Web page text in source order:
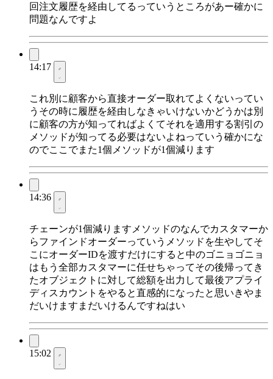
回注文履歴を経由してるっていうところがあー確かに
問題なんですよ
14:17
これ別に顧客から直接オーダー取れてよくないってい
うその時に履歴を経由しなきゃいけないかどうかは別
に顧客の方が知ってればよくてそれを適用する割引の
メソッドが知ってる必要はないよねっていう確かにな
のでここでまた1個メソッドが1個減ります
14:36
チェーンが1個減りますメソッドのなんでカスタマーか
らファインドオーダーっていうメソッドを生やしてそ
こにオーダーIDを渡すだけにすると中のゴニョゴニョ
はもう全部カスタマーに任せちゃってその後帰ってき
たオブジェクトに対して総額を出力して最後アプライ
ディスカウントをやると直感的になったと思いきやま
だいけますまだいけるんですねはい
15:02